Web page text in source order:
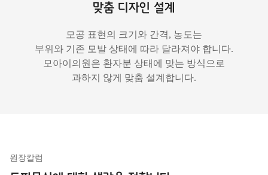
맞춤 디자인 설계
모공 표현의 크기와 간격, 농도는
부위와 기존 모발 상태에 따라 달라져야 합니다.
모아이의원은 환자분 상태에 맞는 방식으로
과하지 않게 맞춤 설계합니다.
원장칼럼